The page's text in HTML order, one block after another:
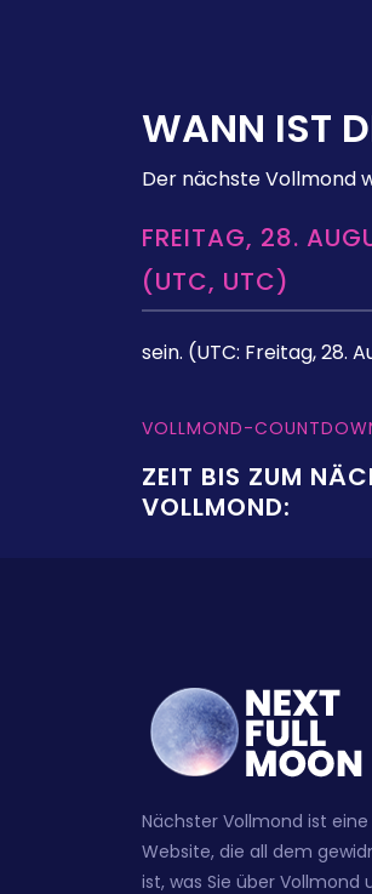
WANN IST
Der nächste Vollmond
FREITAG, 28.
(UTC, UTC)
sein. (UTC: Freitag, 28.
VOLLMOND-
ZEIT BIS ZUM
VOLLMOND:
Nächster Vollmond ist eine
Website, die all dem
ist, was Sie über Vollmond